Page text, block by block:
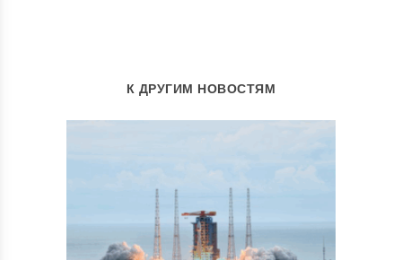
К ДРУГИМ НОВОСТЯМ